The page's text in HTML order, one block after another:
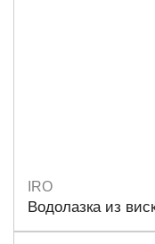
Размеры
IRO
Водолазка из